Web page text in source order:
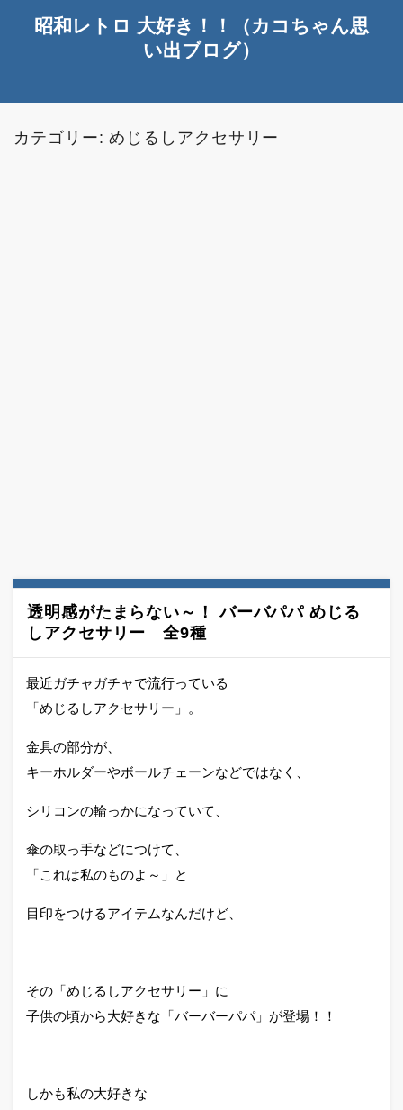
昭和レトロ 大好き！！（カコちゃん思
い出ブログ）
カテゴリー:めじるしアクセサリー
透明感がたまらない～！ バーバパパ めじる
しアクセサリー 全9種
最近ガチャガチャで流行っている
「めじるしアクセサリー」。
金具の部分が、
キーホルダーやボールチェーンなどではなく、
シリコンの輪っかになっていて、
傘の取っ手などにつけて、
「これは私のものよ～」と
目印をつけるアイテムなんだけど、
その「めじるしアクセサリー」に
子供の頃から大好きな「バーバーパパ」が登場！！
しかも私の大好きな